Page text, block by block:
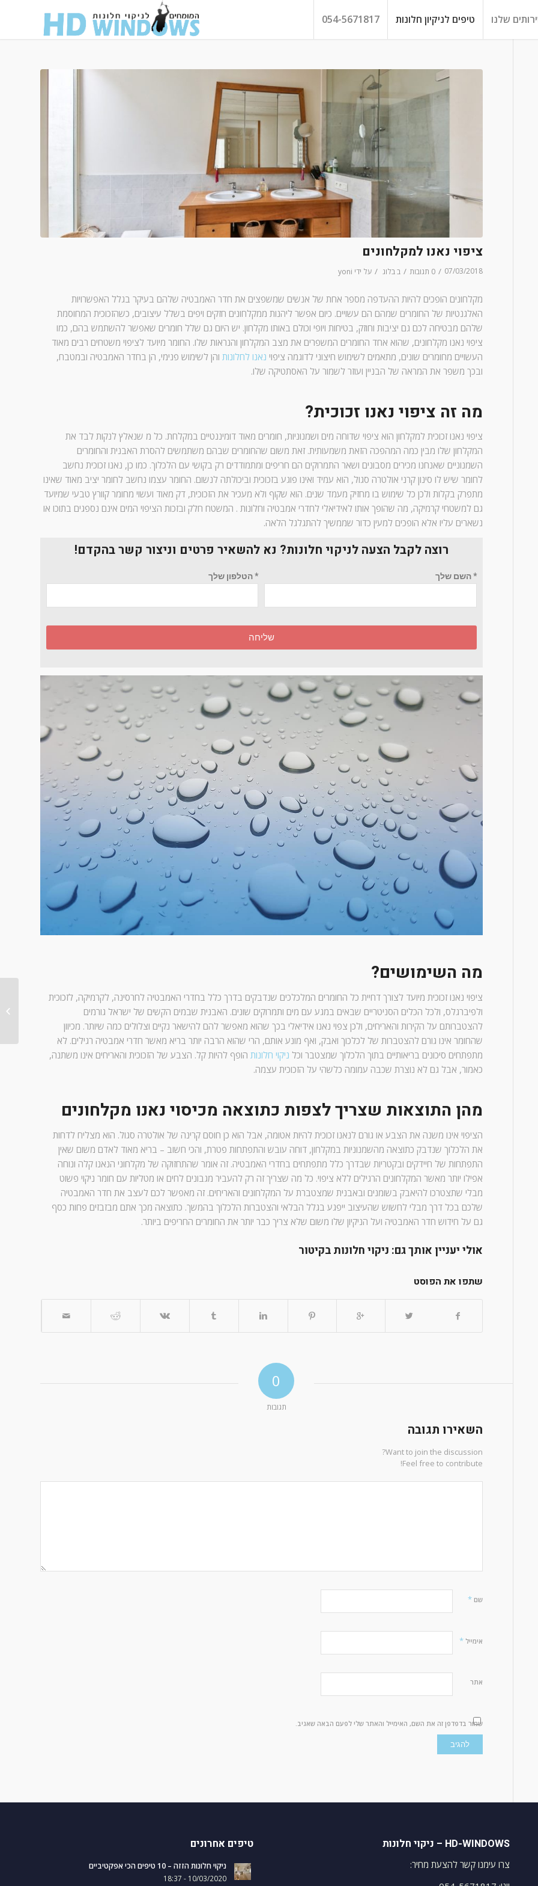
שלנו טיפים לניקיון חלונות 054-5671817
ציפוי נאנו למקלחונים
07/03/2018
/ 0 תגובות / בבלוג / על ידי yoni
מקלחונים הופכים להיות ההעדפה מספר אחת של אנשים שמשפצים את חדר האמבטיה שלהם בעיקר בגלל האפשרויות
האלגנטיות של החומרים שמהם הם עשויים. כיום אפשר ליהנות ממקלחונים חזקים ויפים בשלל עיצובים, כשהזכוכית המחוסמת
שלהם מבטיחה לכם גם יציבות וחוזק, בטיחות ויופי וכולם באותו מקלחון. יש היום גם שלל חומרים שאפשר להשתמש בהם, כמו
ציפוי נאנו מקלחונים, שהוא אחד החומרים המשפרים את מצב המקלחון והנראות שלו. החומר מיועד לציפוי משטחים רבים מאוד
העשויים מחומרים שונים, מתאמים לשימוש חיצוני לדוגמה ציפוי נאנו לחלונות והן לשימוש פנימי, הן בחדר האמבטיה ובמטבח,
ובכך משפר את המראה של הבניין ועוזר לשמור על האסתטיקה שלו.
מה זה ציפוי נאנו זכוכית?
ציפוי נאנו זכוכית למקלחון הוא ציפוי שדוחה מים ושמנוניות, חומרים מאוד דומיננטיים במקלחת. כל מ שנאלץ לנקות לבד את
המקלחון שלו מבין כמה המהפכה הזאת משמעותית. זאת משום שהחומרים שבהם משתמשים להסרת האבנית והחומרים
השמנוניים שאנחנו מכירים מסבונים ושאר התמרוקים הם חריפים ומתמודדים רק בקושי עם הלכלוך. כמו כן, נאנו זכוכית נחשב
לחומר שיש לו סינון קרני אולטרה סגול, הוא עמיד ואינו פוגע בזכוכית וביכולתה לנשום. החומר עצמו נחשב לחומר יציב מאוד שאינו
מתפרק בקלות ולכן כל שימוש בו מחזיק מעמד שנים. הוא שקוף ולא מעכיר את הזכוכית, דק מאוד ועשוי מחומר קוורץ טבעי שמיועד
גם למשטחי קרמיקה, מה שהופך אותו לאידיאלי לחדרי אמבטיה וחלונות . המשטח חלק ובזכות הציפוי המים אינם נספגים בתוכו או
נשארים עליו אלא הופכים למעין כדור שממשיך להתגלגל הלאה.
רוצה לקבל הצעה לניקוי חלונות? נא להשאיר פרטים וניצור קשר בהקדם!
* השם שלך * הטלפון שלך
שליחה
מה השימושים?
ציפוי נאנו זכוכית מיועד לצורך דחיית כל החומרים המלכלכים שנדבקים בדרך כלל בחדרי האמבטיה לחרסינה, לקרמיקה, לזכוכית
ולפיברגלס, ולכל הכלים הסניטריים שבאים במגע עם מים ותמרוקים שונים. האבנית שבמים הקשים של ישראל גורמים
להצטברותם על הקירות והאריחים, ולכן צפוי נאנו אידיאלי בכך שהוא מאפשר להם להישאר נקיים וצלולים כמה שיותר. מכיוון
שהחומר אינו גורם להצטברות של לכלכוך ואבק, ואף מונע אותם, הרי שהוא הרבה יותר בריא מאשר חדרי אמבטיה רגילים. לא
מתפתחים סיכונים בריאותיים בתוך הלכלוך שמצטבר וכל ניקוי חלונות הופף להיות קל. הצבע של הזכוכית והאריחים אינו משתנה,
כאמור, אבל גם לא נוצרת שכבה עמומה כלשהי על הזכוכית עצמה.
מהן התוצאות שצריך לצפות כתוצאה מכיסוי נאנו מקלחונים
הציפוי אינו משנה את הצבע או גורם לנאנו זכוכית להיות אטומה, אבל הוא כן חוסם קרינה של אולטרה סגול. הוא מצליח לדחות
את הלכלוך שנדבק כתוצאה מהשמנוניות במקלחון, דוחה עובש והתפתחות פטרת, והכי חשוב – בריא מאוד לאדם משום שאין
התפתחות של חיידקים ובקטריות שבדרך כלל מתפתחים בחדרי האמבטיה. זה אומר שהתחזוקה של מקלחוני הנאנו קלה ונוחה
אפילו יותר מאשר המקלחונים הרגילים ללא ציפוי. כל מה שצריך זה רק להעביר מגבונים לחים או מטליות עם חומר ניקוי פשוט
מבלי שתצטרכו להיאבק בשומנים ובאבנית שמצטברת על המקלחונים והאריחים. זה מאפשר לכם לעצב את חדר האמבטיה
שלכם בכל דרך מבלי לחשוש שהעיצוב ייפגע בגלל הבלאי והצטברות הלכלוך בהמשך. כתוצאה מכך אתם מבזבזים פחות כסף
גם על חידוש חדר האמבטיה ועל הניקיון שלו משום שלא צריך כבר יותר את החומרים החריפים ביותר.
אולי יעניין אותך גם: ניקוי חלונות בקיטור
שתפו את הפוסט
0
תגובות
השאירו תגובה
Want to join the discussion?
Feel free to contribute!
שם*
אימייל*
אתר
שמור בדפדפן זה את השם, האימייל והאתר שלי לפעם הבאה שאגיב.
טיפים אחרונים
ניקוי חלונות הזזה – 10 טיפים הכי אפקטיביים
10/03/2020 - 18:37
HD-WINDOWS – ניקוי חלונות
צרו עימנו קשר להצעת מחיר: